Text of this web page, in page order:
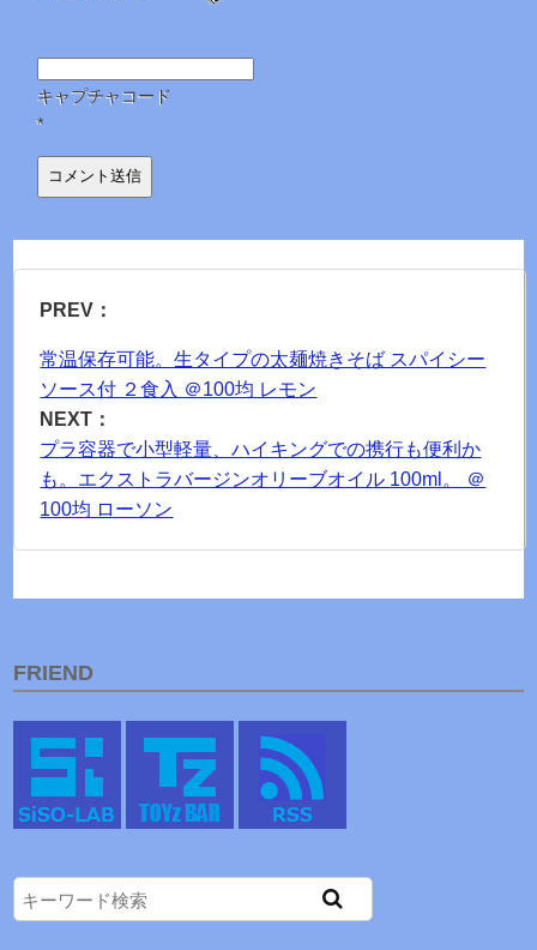
キャプチャコード
*
PREV：
常温保存可能。生タイプの太麺焼きそば スパイシー
ソース付 ２食入 ＠100均 レモン
NEXT：
プラ容器で小型軽量、ハイキングでの携行も便利か
も。エクストラバージンオリーブオイル 100ml。 ＠
100均 ローソン
FRIEND